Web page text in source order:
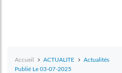
Accueil ACTUALITE
Actualités
Publié Le 03-07-2025